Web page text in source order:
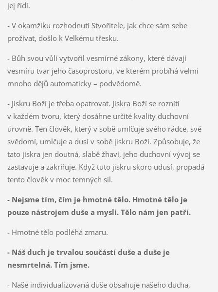
jej řídí.
- V okamžiku rozhodnutí Stvořitele, jak chce sám sebe
prožívat, došlo k Velkému třesku.
- Bůh svou vůlí vytvořil vesmírné zákony, které dávají
vesmíru tvar jeho časoprostoru, ve kterém probíhá velmi
mnoho dějů automaticky – podvědomě.
- Jiskru Boží je třeba opatrovat. Jiskra Boží se roznítí
v každém tvoru, který dosáhne určité kvality duchovní
úrovně. Ten člověk, který v sobě umlčuje svého rádce, své
svědomí, umlčuje a dusí v sobě jiskru Boží. Způsobuje, že
tato jiskra jen doutná, slabě žhaví, jeho duchovní vývoj se
zastavuje a zakrňuje. Když tuto jiskru skoro udusí, propadá
tento člověk v moc temných sil.
- Nejsme tím, čím je hmotné tělo. Hmotné tělo je
pouze nástrojem duše a mysli. Tělo nám jen patří.
- Hmotné tělo podléhá zmaru.
- Náš duch je trvalou součástí duše a duše je
nesmrtelná. Tím jsme.
- Naše individualizovaná duše obsahuje našeho ducha,